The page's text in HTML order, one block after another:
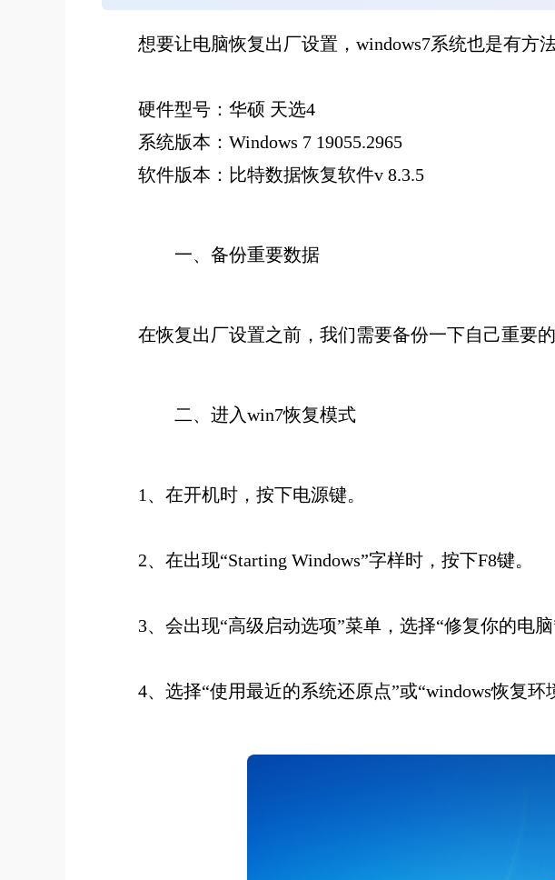
想要让电脑恢复出厂设置， windows7系统也是有方
硬件型号：华硕 天选4
系统版本：Windows 7 19055.2965
软件版本：比特数据恢复软件v 8.3.5
一、备份重要数据
在恢复出厂设置之前，我们需要备份一下自己重要
二、进入win7恢复模式
1、在开机时，按下电源键。
2、在出现“Starting Windows”字样时，按下F8键。
3、会出现“高级启动选项”菜单，选择“修复你的电脑
4、选择“使用最近的系统还原点”或“windows恢复环